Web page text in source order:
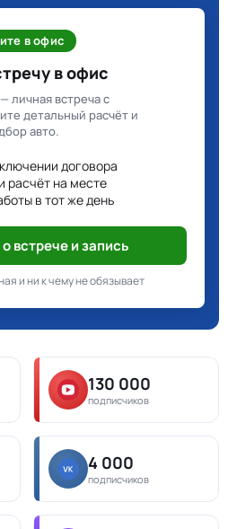
в офис
в офис
личная встреча с
детальный расчёт и
авто.
договора
расчёт на месте
в тот же день
встрече и запись
и ни к чему не обязывает
130 000
подписчиков
4 000
подписчиков